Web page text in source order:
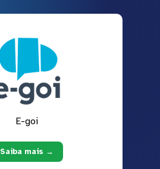
E-goi
Saiba mais →